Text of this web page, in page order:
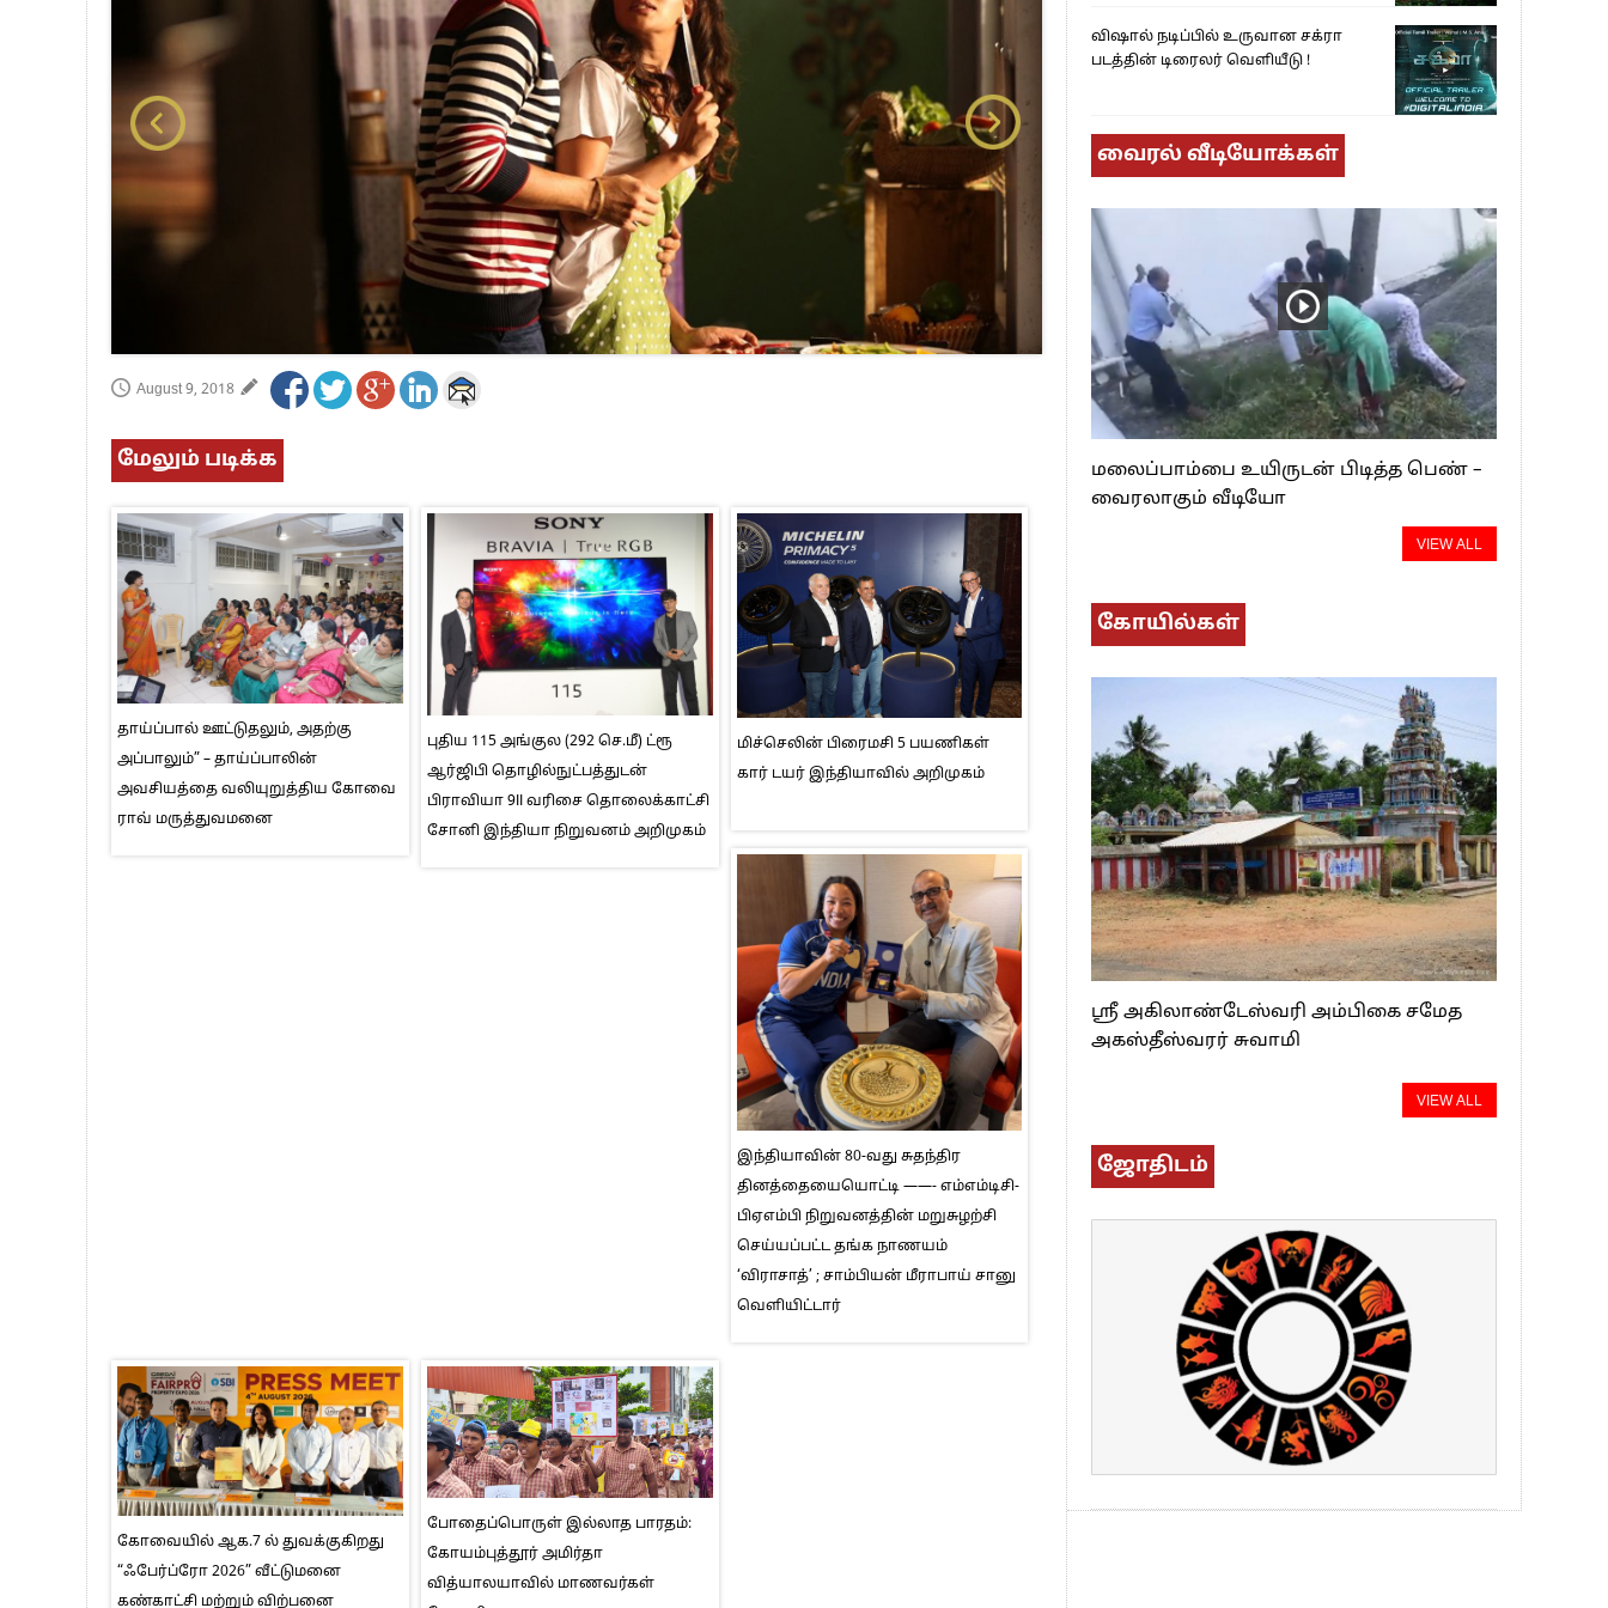
பாகிஸ்தானின் அணு ஆயுத மிரட்டலுக்கு அஞ்சமாட்டோம் – இந்தியா
மத்திய ஆசிரியர் தகுதித் தேர்வு: பட்டதாரிகள் அக்.16 வரை விண்ணப்பிக்கலாம்
தமிழக சட்டப்பேரவையில் காலியிடங்கள் 6 ஆக உயர்வு
August 9, 2018
மேலும் படிக்க
தாய்ப்பால் ஊட்டுதலும், அதற்கு
அப்பாலும்” – தாய்ப்பாலின்
அவசியத்தை வலியுறுத்திய கோவை
ராவ் மருத்துவமனை
புதிய 115 அங்குல (292 செ.மீ) ட்ரூ
ஆர்ஜிபி தொழில்நுட்பத்துடன்
பிராவியா 9II வரிசை தொலைக்காட்சி
சோனி இந்தியா நிறுவனம் அறிமுகம்
மிச்செலின் பிரைமசி 5 பயணிகள்
கார் டயர் இந்தியாவில் அறிமுகம்
இந்தியாவின் 80-வது சுதந்திர
தினத்தையையொட்டி ——- எம்எம்டிசி-
பிஏஎம்பி நிறுவனத்தின் மறுசுழற்சி
செய்யப்பட்ட தங்க நாணயம்
‘விராசாத்’ ; சாம்பியன் மீராபாய் சானு
வெளியிட்டார்
கோவையில் ஆக.7 ல் துவக்குகிறது
“ஃபேர்ப்ரோ 2026” வீட்டுமனை
கண்காட்சி மற்றும் விற்பனை
போதைப்பொருள் இல்லாத பாரதம்:
கோயம்புத்தூர் அமிர்தா
வித்யாலயாவில் மாணவர்கள்
விஷால் நடிப்பில் உருவான சக்ரா
படத்தின் டிரைலர் வெளியீடு !
வைரல் வீடியோக்கள்
மலைப்பாம்பை உயிருடன் பிடித்த பெண் –
வைரலாகும் வீடியோ
VIEW ALL
கோயில்கள்
ஸ்ரீ அகிலாண்டேஸ்வரி அம்பிகை சமேத
அகஸ்தீஸ்வரர் சுவாமி
VIEW ALL
ஜோதிடம்